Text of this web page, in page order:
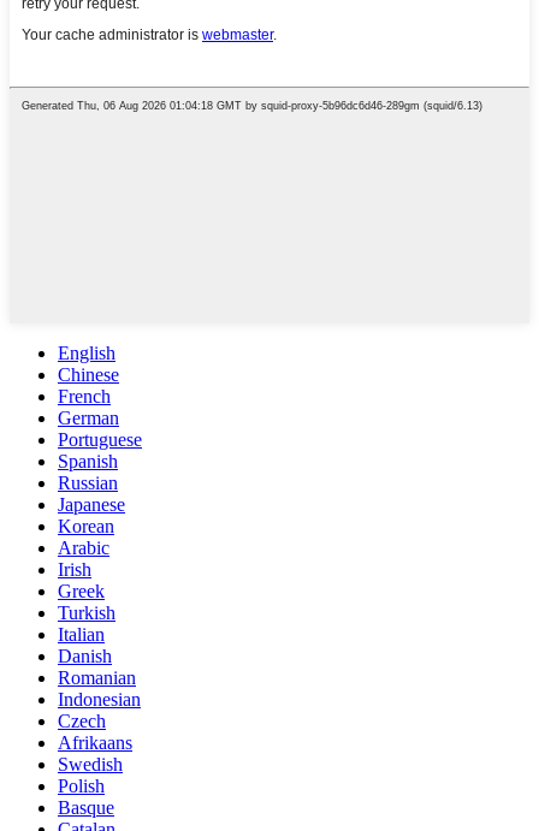
English
Chinese
French
German
Portuguese
Spanish
Russian
Japanese
Korean
Arabic
Irish
Greek
Turkish
Italian
Danish
Romanian
Indonesian
Czech
Afrikaans
Swedish
Polish
Basque